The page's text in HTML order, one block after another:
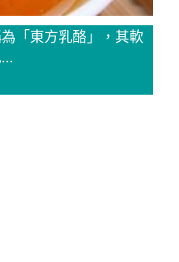
「東方乳酪」，其軟